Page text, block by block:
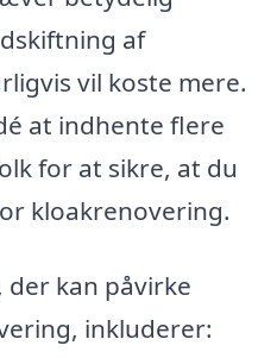
af
vil koste mere.
at indhente flere
for at sikre, at du
kloakrenovering.
der kan påvirke
inkluderer: